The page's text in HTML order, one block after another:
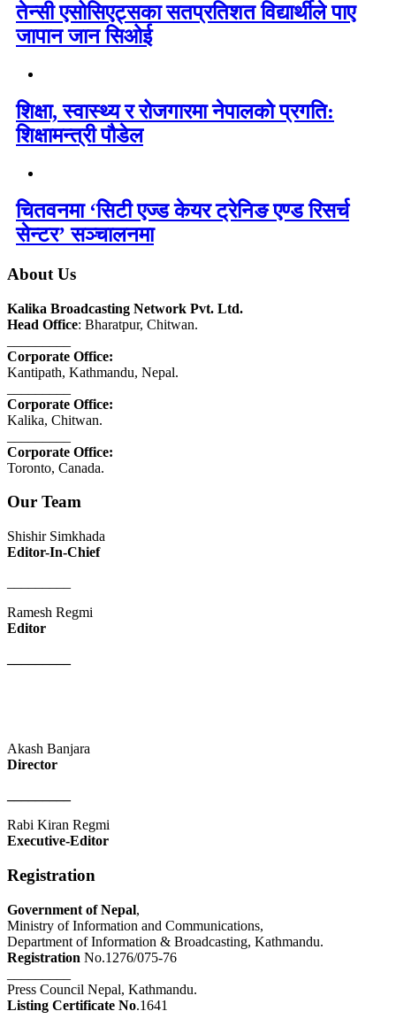
तेन्सी एसोसिएट्सका सतप्रतिशत विद्यार्थीले पाए
जापान जान सिओई
शिक्षा, स्वास्थ्य र रोजगारमा नेपालको प्रगति:
शिक्षामन्त्री पौडेल
चितवनमा ‘सिटी एज्ड केयर ट्रेनिङ एण्ड रिसर्च
सेन्टर’ सञ्चालनमा
About Us
Kalika Broadcasting Network Pvt. Ltd.
Head Office: Bharatpur, Chitwan.
Corporate Office:
Kantipath, Kathmandu, Nepal.
Corporate Office:
Kalika, Chitwan.
Corporate Office:
Toronto, Canada.
Our Team
Shishir Simkhada
Editor-In-Chief
Ramesh Regmi
Editor
Akash Banjara
Director
Rabi Kiran Regmi
Executive-Editor
Registration
Government of Nepal,
Ministry of Information and Communications,
Department of Information & Broadcasting, Kathmandu.
Registration No.1276/075-76
Press Council Nepal, Kathmandu.
Listing Certificate No.1641